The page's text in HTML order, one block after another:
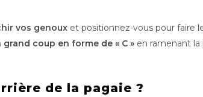
vos genoux et positionnez-vous pour faire
grand coup en forme de « C » en ramenant
de la pagaie ?